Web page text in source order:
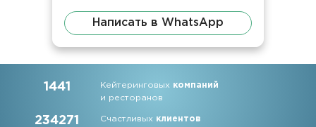
Написать в WhatsApp
1441 Кейтеринговых компаний
и ресторанов
234271 Счастливых клиентов